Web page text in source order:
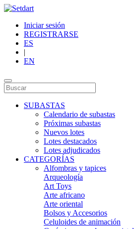
Iniciar sesión
REGISTRARSE
ES
|
EN
SUBASTAS
Calendario de subastas
Próximas subastas
Nuevos lotes
Lotes destacados
Lotes adjudicados
CATEGORÍAS
Alfombras y tapices
Arqueología
Art Toys
Arte africano
Arte oriental
Bolsos y Accesorios
Celuloides de animación